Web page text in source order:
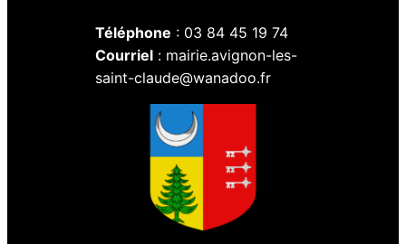
Téléphone : 03 84 45 19 74
Courriel: mairie.avignon-les-
saint-claude@wanadoo.fr